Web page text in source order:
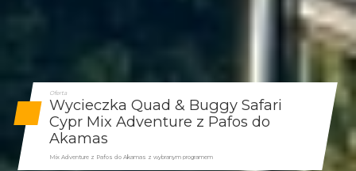
Oferta
Wycieczka Quad & Buggy Safari
Cypr Mix Adventure z Pafos do
Akamas
Mix Adventure z Pafos do Akamas z wybranym programem